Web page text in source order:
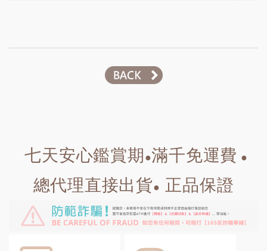
七天安心鑑賞期 ●滿千免運費 ●
總代理直接出貨● 正品保證